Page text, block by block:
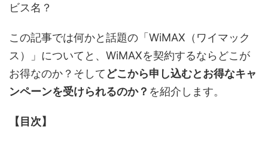
ビス名？
この記事では何かと話題の「WiMAX（ワイマック
ス）」についてと、WiMAXを契約するならどこが
お得なのか？そして どこから申し込むとお得なキャ
ンペーンを受けられるのか？ を紹介します。
【目次】